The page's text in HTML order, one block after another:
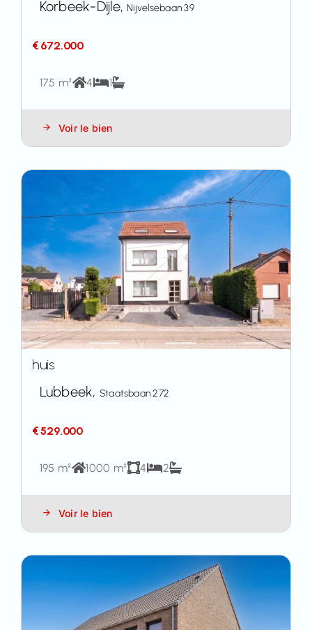
Korbeek-Dijle,Nijvelsebaan 39
€ 672.000
175 m² 4 1
Voir le bien
huis
Lubbeek, Staatsbaan 272
€ 529.000
195 m² 1000 m² 4 2
Voir le bien